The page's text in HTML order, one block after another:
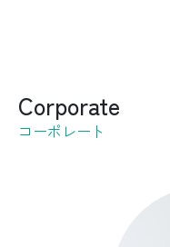
Corporate
コーポレート